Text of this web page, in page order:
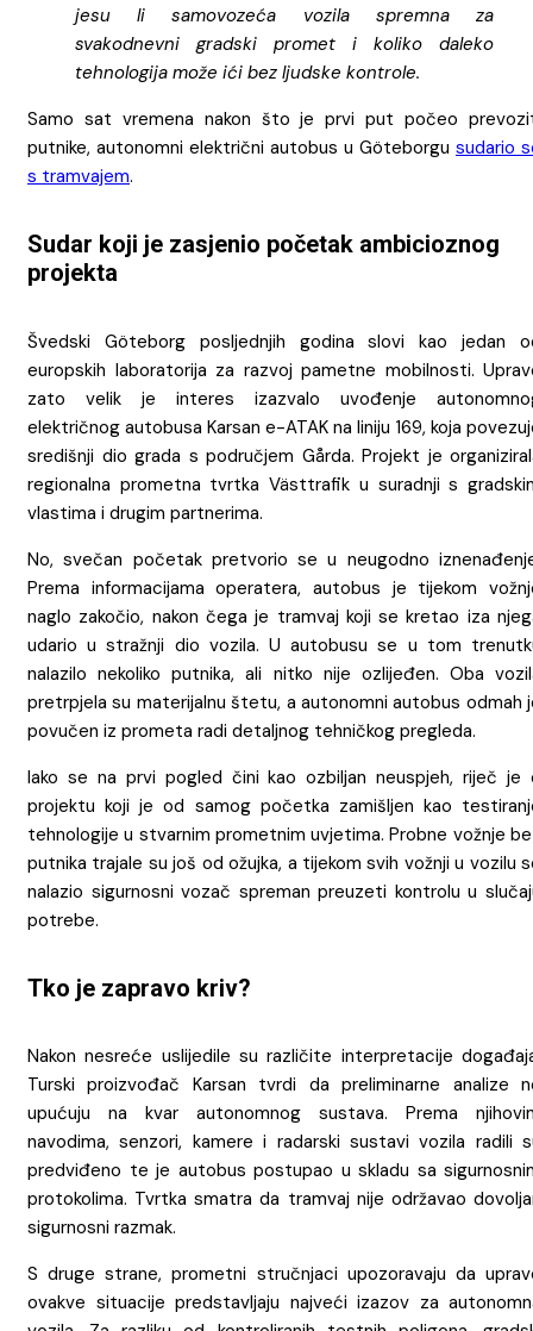
jesu li samovozeća vozila spremna za
svakodnevni gradski promet i koliko daleko
tehnologija može ići bez ljudske kontrole.
Samo sat vremena nakon što je prvi put počeo
putnike, autonomni električni autobus u Göteborgu sudario
s tramvajem.
Sudar koji je zasjenio početak ambicioznog
projekta
Švedski Göteborg posljednjih godina slovi kao jedan
europskih laboratorija za razvoj pametne mobilnosti.
zato velik je interes izazvalo uvođenje
električnog autobusa Karsan e-ATAK na liniju 169, koja
središnji dio grada s područjem Gårda. Projekt je
regionalna prometna tvrtka Västtrafik u suradnji s
vlastima i drugim partnerima.
No, svečan početak pretvorio se u neugodno
Prema informacijama operatera, autobus je tijekom
naglo zakočio, nakon čega je tramvaj koji se kretao iza
udario u stražnji dio vozila. U autobusu se u tom
nalazilo nekoliko putnika, ali nitko nije ozlijeđen. Oba
pretrpjela su materijalnu štetu, a autonomni autobus odmah
povučen iz prometa radi detaljnog tehničkog pregleda.
Iako se na prvi pogled čini kao ozbiljan neuspjeh, riječ je
projektu koji je od samog početka zamišljen kao
tehnologije u stvarnim prometnim uvjetima. Probne vožnje
putnika trajale su još od ožujka, a tijekom svih vožnji u vozilu
nalazio sigurnosni vozač spreman preuzeti kontrolu u
potrebe.
Tko je zapravo kriv?
Nakon nesreće uslijedile su različite interpretacije
Turski proizvođač Karsan tvrdi da preliminarne analize
upućuju na kvar autonomnog sustava. Prema
navodima, senzori, kamere i radarski sustavi vozila radili
predviđeno te je autobus postupao u skladu sa
protokolima. Tvrtka smatra da tramvaj nije održavao
sigurnosni razmak.
S druge strane, prometni stručnjaci upozoravaju da
ovakve situacije predstavljaju najveći izazov za